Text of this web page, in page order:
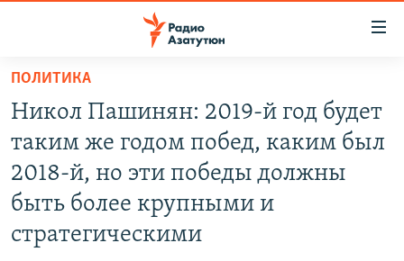
Перейти
основному
содержанию
Перейти
основной
навигации
Перейти
ПОЛИТИКА
ОБЩЕСТВО
ЭКОНОМИКА
ПОЛИТИКА
Никол Пашинян: 2019-й год будет
таким же годом побед, каким был
2018-й, но эти победы должны
быть более крупными и
стратегическими